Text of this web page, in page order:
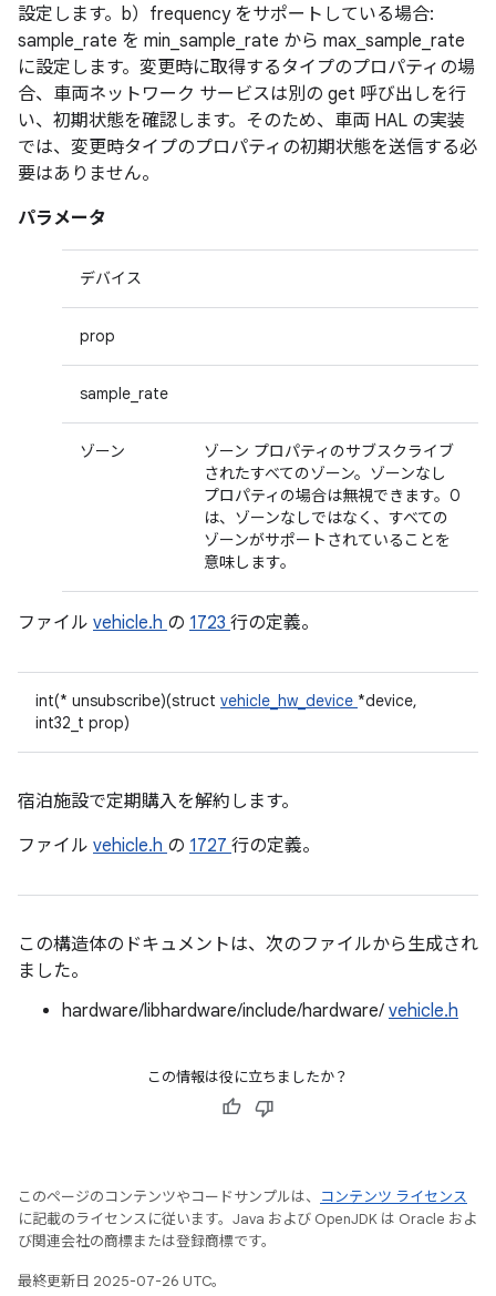
設定します。b）frequency をサポートしている場合:
sample_rate を min_sample_rate から max_sample_rate
に設定します。変更時に取得するタイプのプロパティの場
合、車両ネットワーク サービスは別の get 呼び出しを行
い、初期状態を確認します。そのため、車両 HAL の実装
では、変更時タイプのプロパティの初期状態を送信する必
要はありません。
パラメータ
デバイス
prop
sample_rate
ゾーン
ゾーン プロパティのサブスクライブ
されたすべてのゾーン。ゾーンなし
プロパティの場合は無視できます。0
は、ゾーンなしではなく、すべての
ゾーンがサポートされていることを
意味します。
ファイル vehicle.h の 1723 行の定義。
int(* unsubscribe)(struct vehicle_hw_device *device,
int32_t prop)
宿泊施設で定期購入を解約します。
ファイル vehicle.h の 1727 行の定義。
この構造体のドキュメントは、次のファイルから生成され
ました。
hardware/libhardware/include/hardware/ vehicle.h
この情報は役に立ちましたか？
このページのコンテンツやコードサンプルは、
コンテンツ ライセンス
に記載のライセンスに従います。Java および OpenJDK は Oracle およ
び関連会社の商標または登録商標です。
最終更新日 2025-07-26 UTC。